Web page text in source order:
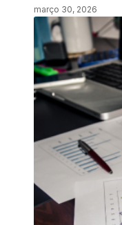
março 30, 2026